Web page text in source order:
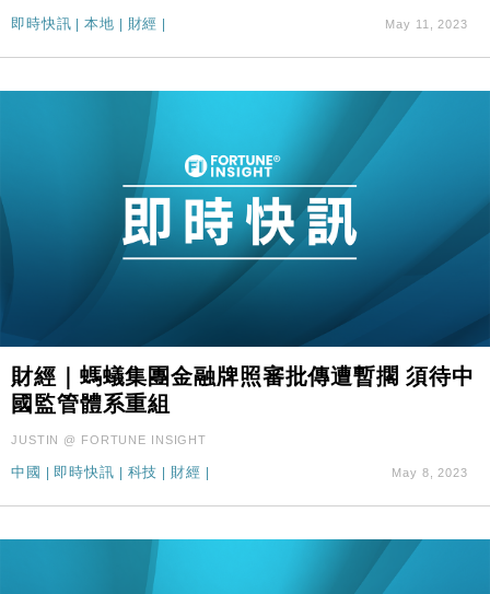
即時快訊 |本地 | 財經 | May 11, 2023
財經｜螞蟻集團金融牌照審批傳遭暫擱 須待中
國監管體系重組
JUSTIN @ FORTUNE INSIGHT
中國 | 即時快訊 | 科技 | 財經 | May 8, 2023